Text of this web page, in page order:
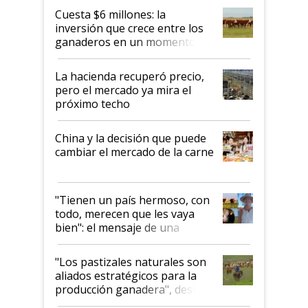
Cuesta $6 millones: la
inversión que crece entre los
ganaderos en un momento
histórico para la actividad
La hacienda recuperó precio,
pero el mercado ya mira el
próximo techo
China y la decisión que puede
cambiar el mercado de la carne
"Tienen un país hermoso, con
todo, merecen que les vaya
bien": el mensaje de una
ganadera uruguaya sobre las
oportunidades que se abren
para el agro en Argentina, con
foco en la carne
"Los pastizales naturales son
aliados estratégicos para la
producción ganadera", destaca
la iniciativa que ya reúne a 46